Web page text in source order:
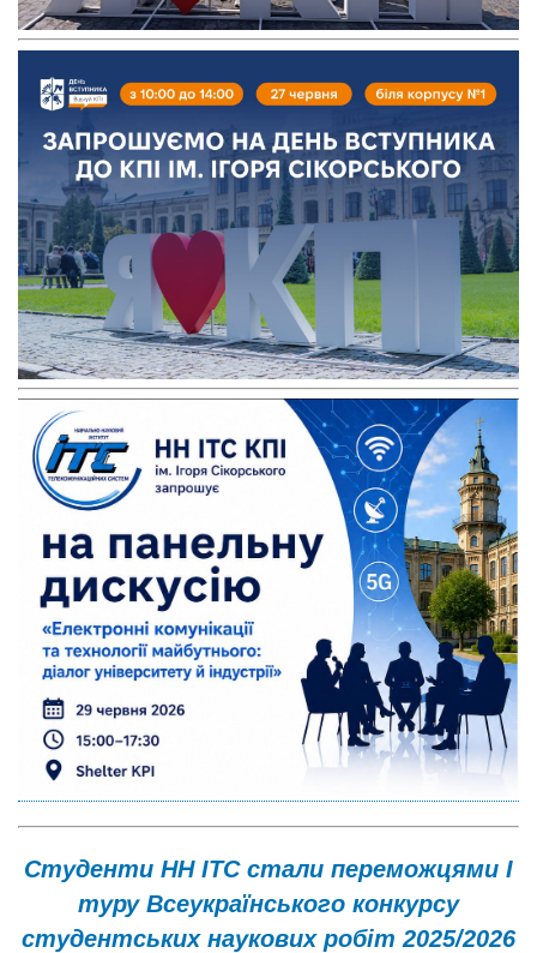
Студенти НН ІТС стали переможцями І
туру Всеукраїнського конкурсу
студентських наукових робіт 2025/2026